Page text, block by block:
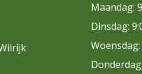
Maandag:
Dinsdag:
Woensdag: